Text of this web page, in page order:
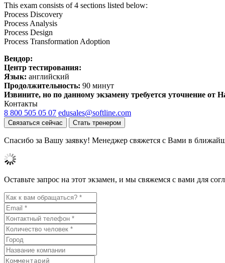
This exam consists of 4 sections listed below:
Process Discovery
Process Analysis
Process Design
Process Transformation Adoption
Вендор:
Центр тестирования:
Язык: английский
Продолжительность: 90 минут
Извините, но по данному экзамену требуется уточнение от
Контакты
8 800 505 05 07 edusales@softline.com
Связаться сейчас Стать тренером
Спасибо за Вашу заявку! Менеджер свяжется с Вами в
Оставьте запрос на этот экзамен, и мы свяжемся с вами для